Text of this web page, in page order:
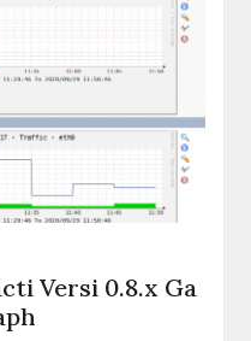
Versi 0.8.x Ga